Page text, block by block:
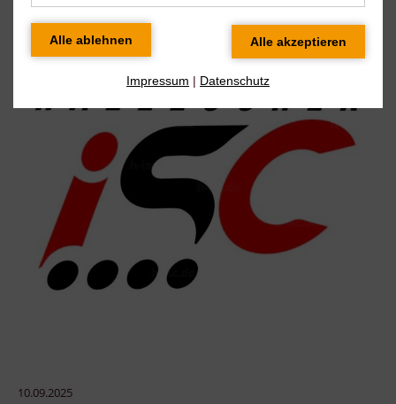
10.09.2025
Impressum | Datenschutz